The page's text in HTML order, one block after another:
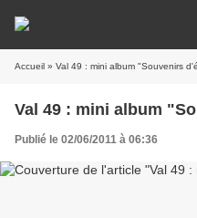
Accueil » Val 49 : mini album "Souvenirs
Val 49 : mini album
Publié le 02/06/2011 à 06:36